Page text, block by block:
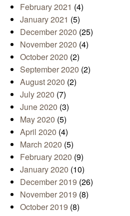
February 2021 (4)
January 2021 (5)
December 2020 (25)
November 2020 (4)
October 2020 (2)
September 2020 (2)
August 2020 (2)
July 2020 (7)
June 2020 (3)
May 2020 (5)
April 2020 (4)
March 2020 (5)
February 2020 (9)
January 2020 (10)
December 2019 (26)
November 2019 (8)
October 2019 (8)